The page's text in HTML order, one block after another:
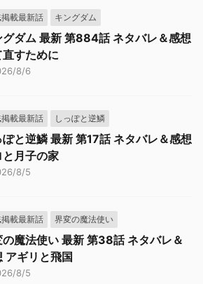
載最新話 キングダム
グダム 最新 第884話 ネタバレ＆感想
直すために
8/6
載最新話 しっぽと逆鱗
ぽと逆鱗 最新 第17話 ネタバレ＆感想
と月子の家
8/5
載最新話 界変の魔法使い
の魔法使い 最新 第38話 ネタバレ＆
アギリと飛国
8/5